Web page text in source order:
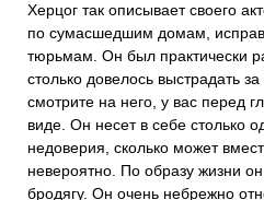
Херцог так описывает своего
по сумасшедшим домам,
тюрьмам. Он был практически
столько довелось выстрадать
смотрите на него, у вас перед
виде. Он несет в себе столько
недоверия, сколько может
невероятно. По образу жизни
бродягу. Он очень небрежно